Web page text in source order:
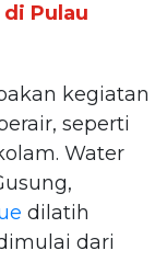
Pulau
kegiatan
seperti
Water
dilatih
dari